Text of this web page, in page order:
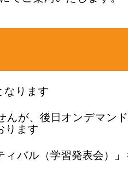
なります
んが、後日オンデマン
ります
ィバル（学習発表会）